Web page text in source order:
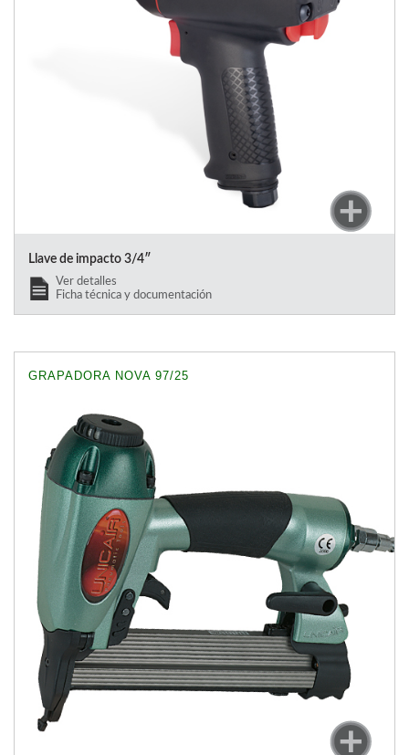
Llave de impacto 3/4″
Ver detalles
Ficha técnica y documentación
GRAPADORA NOVA 97/25